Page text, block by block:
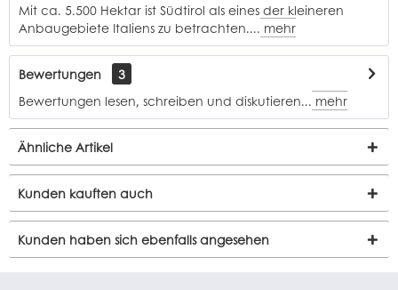
Mit ca. 5.500 Hektar ist Südtirol als eines der kleineren
Anbaugebiete Italiens zu betrachten.... mehr
Bewertungen
3
Bewertungen lesen, schreiben und diskutieren... mehr
Ähnliche Artikel
Kunden kauften auch
Kunden haben sich ebenfalls angesehen